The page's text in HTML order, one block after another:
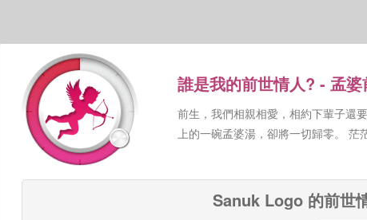
誰是我的前世情人? - 孟
前生，我們相親相愛，相約下輩子還
上的一碗孟婆湯，卻將一切歸零。 茫
Sanuk Logo 的前世